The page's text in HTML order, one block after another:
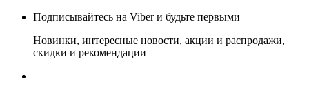
Подписывайтесь на Viber и будьте первыми
Новинки, интересные новости, акции и распродажи,
скидки и рекомендации